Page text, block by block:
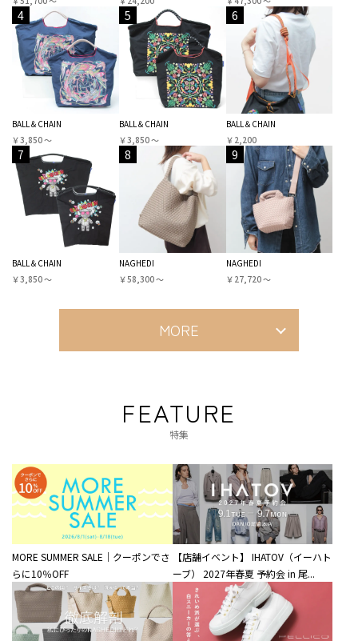
4
BALL＆CHAIN
￥3,850 〜
5
BALL＆CHAIN
￥3,850 〜
6
BALL＆CHAIN
￥2,200
7
BALL＆CHAIN
￥3,850 〜
8
NAGHEDI
￥58,300 〜
9
NAGHEDI
￥27,720 〜
MORE
FEATURE
特集
MORE SUMMER SALE｜クーポンでさ
らに10％OFF
【店舗イベント】 IHATOV（イーハト
ーブ） 2027年春夏 予約会 in 尾...